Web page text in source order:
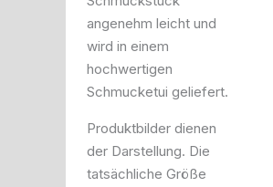
angenehm leicht und
wird in einem
hochwertigen
Schmucketui geliefert.
Produktbilder dienen
der Darstellung. Die
tatsächliche Größe